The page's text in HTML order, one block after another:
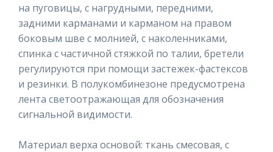
на пуговицы, с нагрудными, передними,
задними карманами и карманом на правом
боковым шве с молнией, с наколенниками,
спинка с частичной стяжкой по талии, бретели
регулируются при помощи застежек-фастексов
и резинки. В полукомбинезоне предусмотрена
лента светоотражающая для обозначения
сигнальной видимости.
Материал верха основой: ткань смесовая, с